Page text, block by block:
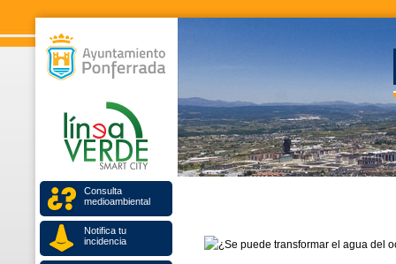
Consulta
medioambiental
Notifica tu
incidencia